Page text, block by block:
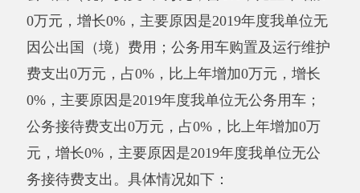
算数0万元，决算数0万元，预决算差异率0%，
主要原因是：我单位无此项支出；公务用车购置
费预算数0万元，决算数0万元，预决算差异率
0%，主要原因是：我单位无此项支出；公务用
车运行费预算数0万元，决算数0万元，预决算差
异率0%，主要原因是：我单位无此项支出；公
务接待费预算数0万元，决算数0万元，预决算差